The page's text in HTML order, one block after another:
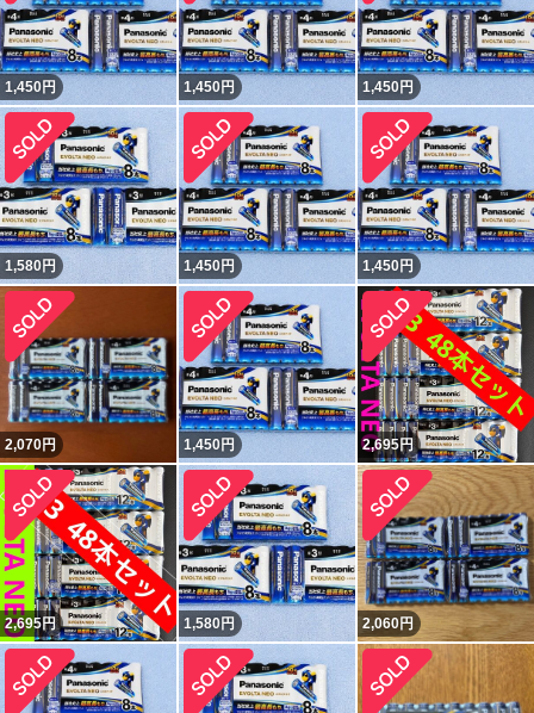
1,450円 1,450円 1,450円
1,580円 1,450円 1,450円
2,070円 1,450円 2,695円
2,695円 1,580円 2,060円